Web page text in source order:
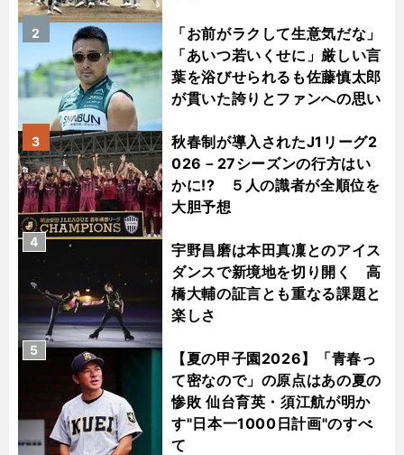
「お前がラクして生意気だな」
「あいつ若いくせに」厳しい言
葉を浴びせられるも佐藤慎太郎
が貫いた誇りとファンへの思い
2
秋春制が導入されたJ1リーグ2
026－27シーズンの行方はい
かに!? ５人の識者が全順位を
大胆予想
3
宇野昌磨は本田真凜とのアイス
ダンスで新境地を切り開く 高
橋大輔の証言とも重なる課題と
楽しさ
4
【夏の甲子園2026】「青春っ
て密なので」の原点はあの夏の
惨敗 仙台育英・須江航が明か
す"日本一1000日計画"のすべ
て
5